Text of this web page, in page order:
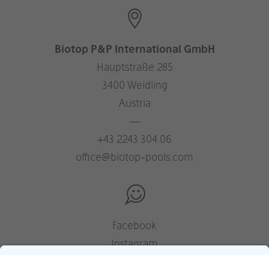
Biotop P&P International GmbH
Hauptstraße 285
3400 Weidling
Austria
—
+43 2243 304 06
office@biotop-pools.com
Facebook
Instagram